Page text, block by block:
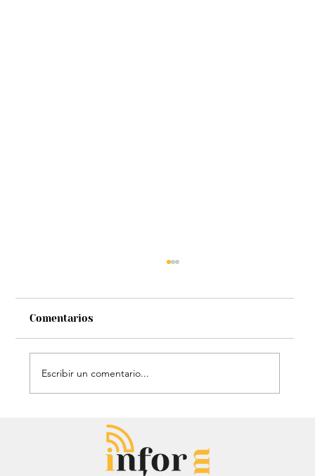
Entrevista: Sergio Fajardo y Edna
Bonilla aseguran superar las
encuestas y dar la sorpresa
Comentarios
Escribir un comentario...